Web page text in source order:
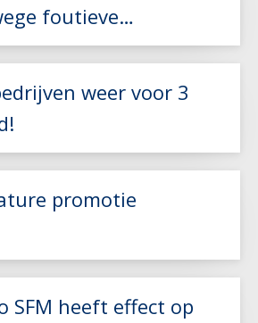
foutieve
weer voor 3
promotie
SFM heeft effect op